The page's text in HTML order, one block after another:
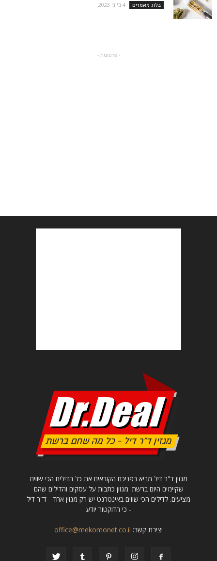
בלוג מאמרים 4 ביוני 2023
- פרסומת -
מגזין ד"ר דיל מביא בפניכם הקוראים את כל הדילים הכי שווים
שקיימים היום ברשת. מגוון כתבות על עסקים והדילים שהם
מציעים. לדילים הכי שווים באינטרנט יש רק מגזין אחד - ד"ר דיל
- כי הדוקטור יודע
יצירת קשר: office@mekomonet.co.il